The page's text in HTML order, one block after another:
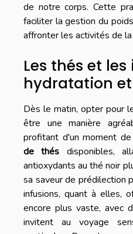
de notre corps. Cette
faciliter la gestion du
affronter les activités de
Les thés et
hydratation
Dès le matin, opter pour
être une manière
profitant d'un moment
de thés disponibles,
antioxydants au thé noir
sa saveur de prédilection
infusions, quant à elles,
encore plus vaste, avec
invitent au voyage